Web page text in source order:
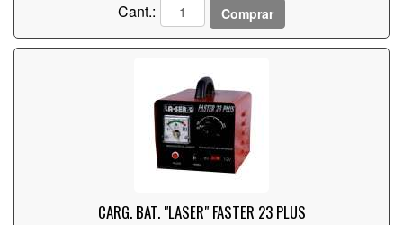
Cant.: Comprar
CARG. BAT. "LASER" FASTER 23 PLUS